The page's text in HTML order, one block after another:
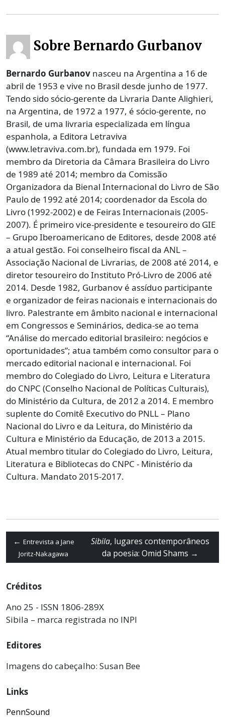
Sobre Bernardo Gurbanov
Bernardo Gurbanov nasceu na Argentina a 16 de
abril de 1953 e vive no Brasil desde junho de 1977.
Tendo sido sócio-gerente da Livraria Dante Alighieri,
na Argentina, de 1972 a 1977, é sócio-gerente, no
Brasil, de uma livraria especializada em língua
espanhola, a Editora Letraviva
(www.letraviva.com.br), fundada em 1979. Foi
membro da Diretoria da Câmara Brasileira do Livro
de 1989 até 2014; membro da Comissão
Organizadora da Bienal Internacional do Livro de São
Paulo de 1992 até 2014; coordenador da Escola do
Livro (1992-2002) e de Feiras Internacionais (2005-
2007). É primeiro vice-presidente e tesoureiro do GIE
– Grupo Iberoamericano de Editores, desde 2008 até
a atual gestão. Foi conselheiro fiscal da ANL –
Associação Nacional de Livrarias, de 2008 até 2014, e
diretor tesoureiro do Instituto Pró-Livro de 2006 até
2014. Desde 1982, Gurbanov é assíduo participante
e organizador de feiras nacionais e internacionais do
livro. Palestrante em âmbito nacional e internacional
em Congressos e Seminários, dedica-se ao tema
“Análise do mercado editorial brasileiro: negócios e
oportunidades”; atua também como consultor para o
mercado editorial nacional e internacional. Foi
membro do Colegiado do Livro, Leitura e Literatura
do CNPC (Conselho Nacional de Políticas Culturais),
do Ministério da Cultura, de 2012 a 2014. E membro
suplente do Comitê Executivo do PNLL – Plano
Nacional do Livro e da Leitura, do Ministério da
Cultura e Ministério da Educação, de 2013 a 2015.
Atual membro titular do Colegiado do Livro, Leitura,
Literatura e Bibliotecas do CNPC - Ministério da
Cultura. Mandato 2015-2017.
← Entrevista a Jane
Joritz-Nakagawa
Sibila, lugares contemporâneos
da poesia: Omid Shams →
Créditos
Ano 25 - ISSN 1806-289X
Sibila – marca registrada no INPI
Editores
Imagens do cabeçalho: Susan Bee
Links
PennSound